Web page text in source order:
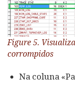
Figure 5.
corrompidos
Na coluna